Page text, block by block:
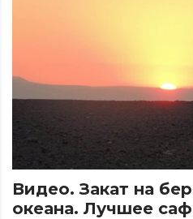
Видео. Закат на
океана. Лучшее